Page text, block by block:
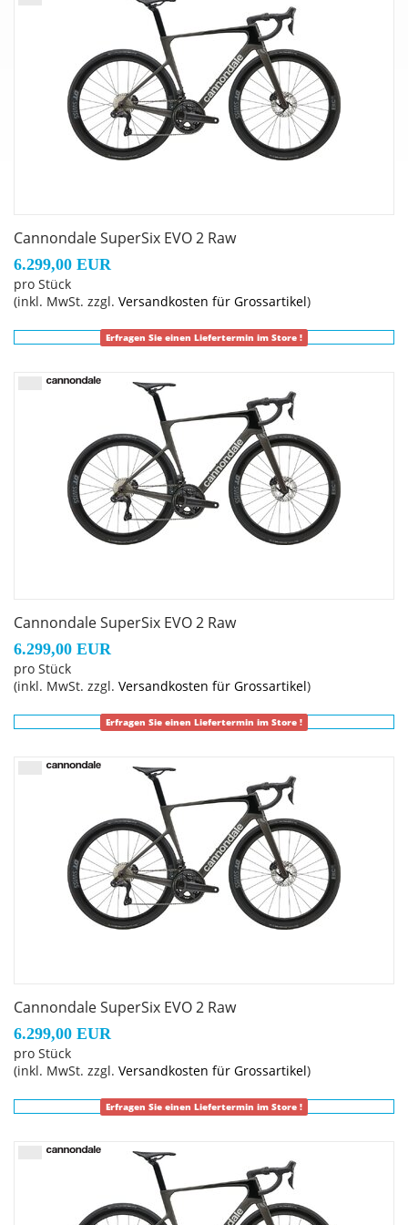
45mm depth, 24h, tubeless ready
: DT Swiss Competition
: Shimano Ultegra Di2 R8170, wireless, 2x12-
: Fizik Vento Antares R5, S-Alloy rails, 140mm
Sattelstütze: Cannondale C1 Aero 40 Carbon V2, 0mm
offset (44-54cm), 15mm offset (56-61cm)
Cannondale SuperSix EVO 2 Raw
6.299,00 EUR
pro Stück
(inkl. MwSt. zzgl. Versandkosten für Grossartikel)
Erfragen Sie einen Liefertermin im Store !
Cannondale SuperSix EVO 2 Raw
6.299,00 EUR
pro Stück
(inkl. MwSt. zzgl. Versandkosten für Grossartikel)
Erfragen Sie einen Liefertermin im Store !
Cannondale SuperSix EVO 2 Raw
6.299,00 EUR
pro Stück
(inkl. MwSt. zzgl. Versandkosten für Grossartikel)
Erfragen Sie einen Liefertermin im Store !